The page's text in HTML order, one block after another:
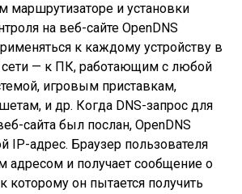
маршрутизаторе и установки
на веб-сайте OpenDNS
к каждому устройству в
— к ПК, работающим с любой
игровым приставкам,
и др. Когда DNS-запрос для
сайта был послан, OpenDNS
IP-адрес. Браузер пользователя
адресом и получает сообщение о
которому он пытается получить